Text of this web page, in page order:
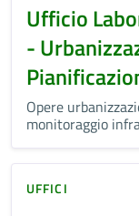
Ufficio
-
Opere
monitoraggio
UFFICI